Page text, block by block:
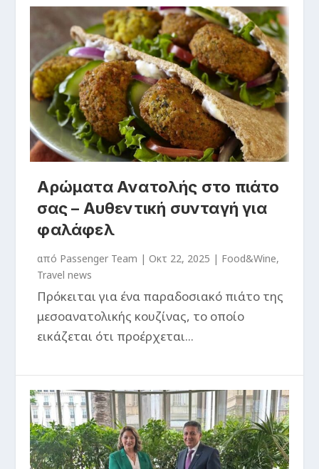
Αρώματα Ανατολής στο πιάτο
σας – Αυθεντική συνταγή για
φαλάφελ
από Passenger Team |Οκτ 22, 2025 | Food&Wine,
Travel news
Πρόκειται για ένα παραδοσιακό πιάτο της
μεσοανατολικής κουζίνας, το οποίο
εικάζεται ότι προέρχεται...